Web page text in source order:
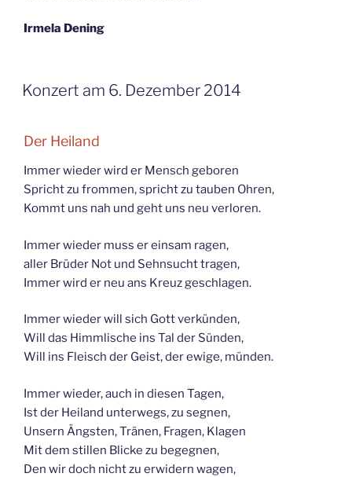
Irmela Dening
Konzert am 6. Dezember 2014
Der Heiland
Immer wieder wird er Mensch geboren
Spricht zu frommen, spricht zu tauben Ohren,
Kommt uns nah und geht uns neu verloren.
Immer wieder muss er einsam ragen,
aller Brüder Not und Sehnsucht tragen,
Immer wird er neu ans Kreuz geschlagen.
Immer wieder will sich Gott verkünden,
Will das Himmlische ins Tal der Sünden,
Will ins Fleisch der Geist, der ewige, münden.
Immer wieder, auch in diesen Tagen,
Ist der Heiland unterwegs, zu segnen,
Unsern Ängsten, Tränen, Fragen, Klagen
Mit dem stillen Blicke zu begegnen,
Den wir doch nicht zu erwidern wagen,